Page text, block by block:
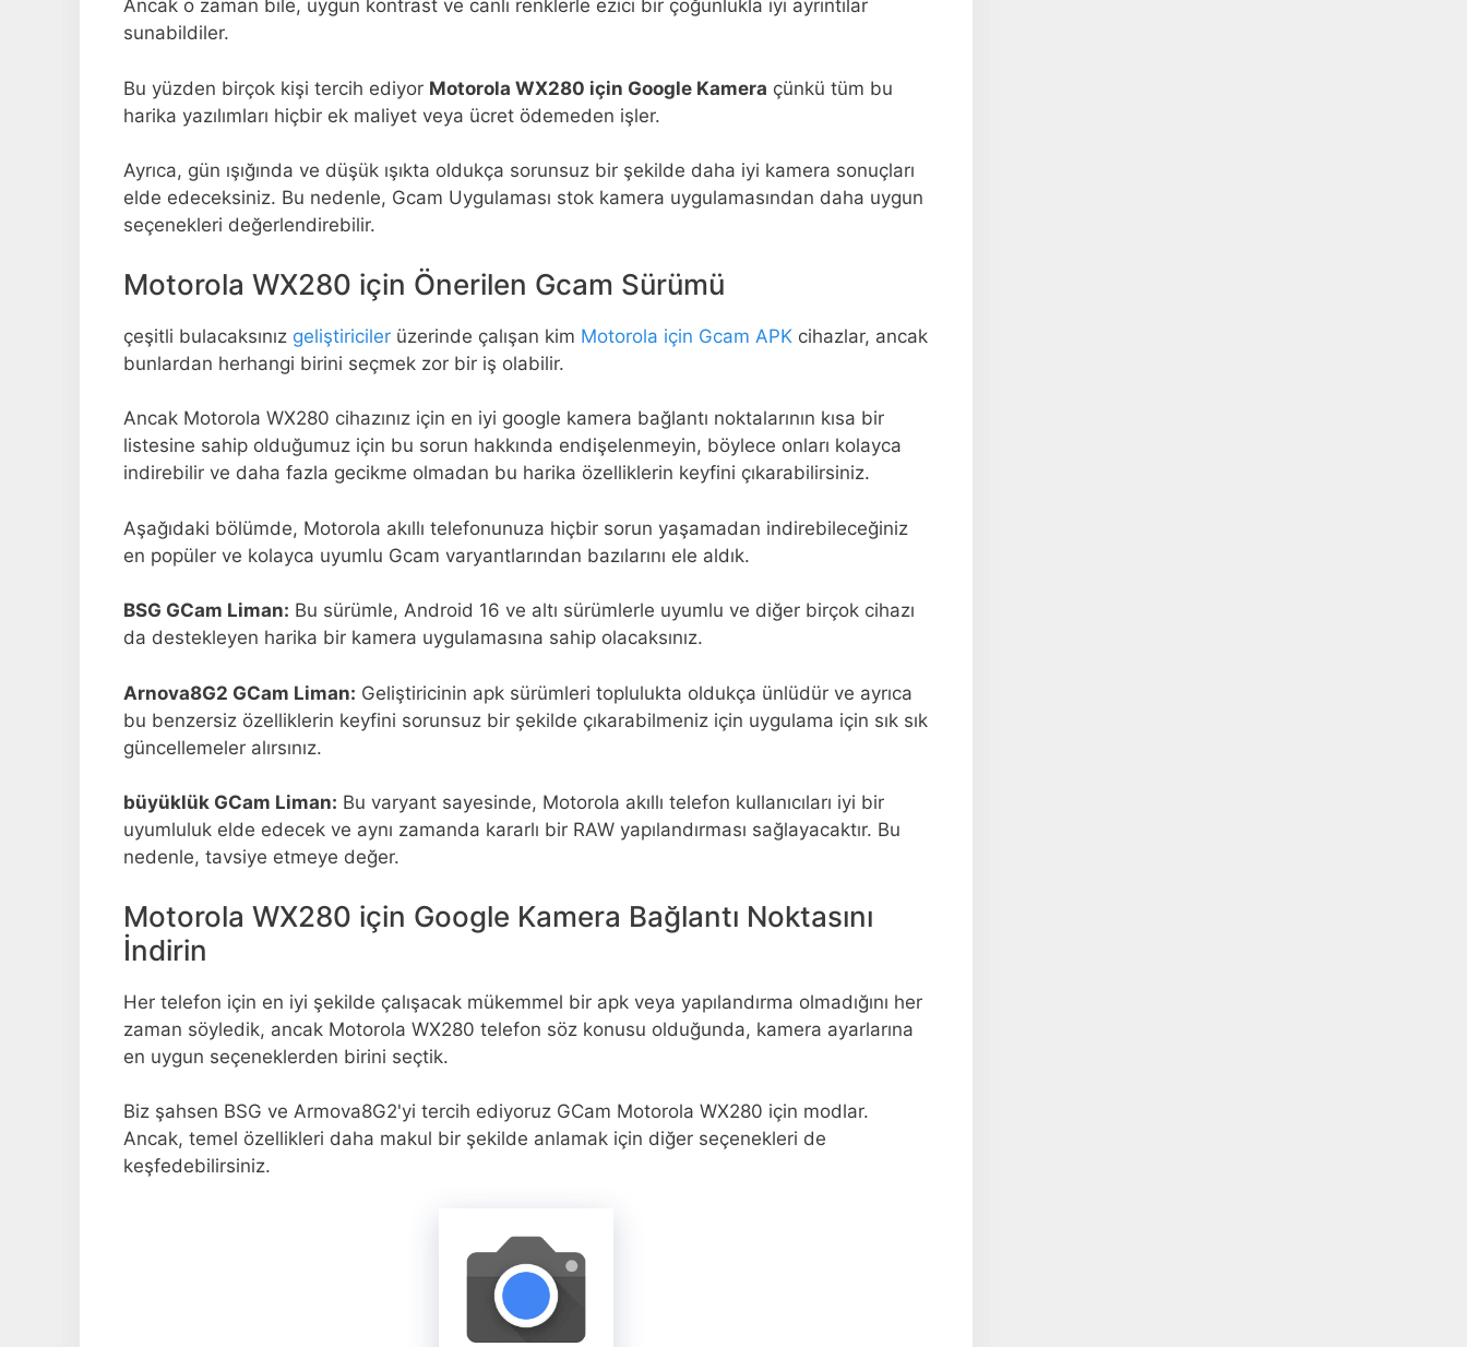
Ancak o zaman bile, uygun kontrast ve canlı renklerle ezici bir çoğunlukla iyi ayrıntılar
sunabildiler.
Bu yüzden birçok kişi tercih ediyor Motorola WX280 için Google Kamera çünkü tüm bu
harika yazılımları hiçbir ek maliyet veya ücret ödemeden işler.
Ayrıca, gün ışığında ve düşük ışıkta oldukça sorunsuz bir şekilde daha iyi kamera sonuçları
elde edeceksiniz. Bu nedenle, Gcam Uygulaması stok kamera uygulamasından daha uygun
seçenekleri değerlendirebilir.
Motorola WX280 için Önerilen Gcam Sürümü
çeşitli bulacaksınız geliştiriciler üzerinde çalışan kim Motorola için Gcam APK cihazlar, ancak
bunlardan herhangi birini seçmek zor bir iş olabilir.
Ancak Motorola WX280 cihazınız için en iyi google kamera bağlantı noktalarının kısa bir
listesine sahip olduğumuz için bu sorun hakkında endişelenmeyin, böylece onları kolayca
indirebilir ve daha fazla gecikme olmadan bu harika özelliklerin keyfini çıkarabilirsiniz.
Aşağıdaki bölümde, Motorola akıllı telefonunuza hiçbir sorun yaşamadan indirebileceğiniz
en popüler ve kolayca uyumlu Gcam varyantlarından bazılarını ele aldık.
BSG GCam Liman: Bu sürümle, Android 16 ve altı sürümlerle uyumlu ve diğer birçok cihazı
da destekleyen harika bir kamera uygulamasına sahip olacaksınız.
Arnova8G2 GCam Liman: Geliştiricinin apk sürümleri toplulukta oldukça ünlüdür ve ayrıca
bu benzersiz özelliklerin keyfini sorunsuz bir şekilde çıkarabilmeniz için uygulama için sık sık
güncellemeler alırsınız.
büyüklük GCam Liman: Bu varyant sayesinde, Motorola akıllı telefon kullanıcıları iyi bir
uyumluluk elde edecek ve aynı zamanda kararlı bir RAW yapılandırması sağlayacaktır. Bu
nedenle, tavsiye etmeye değer.
Motorola WX280 için Google Kamera Bağlantı Noktasını
İndirin
Her telefon için en iyi şekilde çalışacak mükemmel bir apk veya yapılandırma olmadığını her
zaman söyledik, ancak Motorola WX280 telefon söz konusu olduğunda, kamera ayarlarına
en uygun seçeneklerden birini seçtik.
Biz şahsen BSG ve Armova8G2'yi tercih ediyoruz GCam Motorola WX280 için modlar.
Ancak, temel özellikleri daha makul bir şekilde anlamak için diğer seçenekleri de
keşfedebilirsiniz.